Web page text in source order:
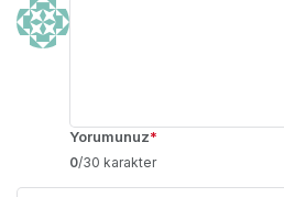
Yorumunuz*
0/30 karakter